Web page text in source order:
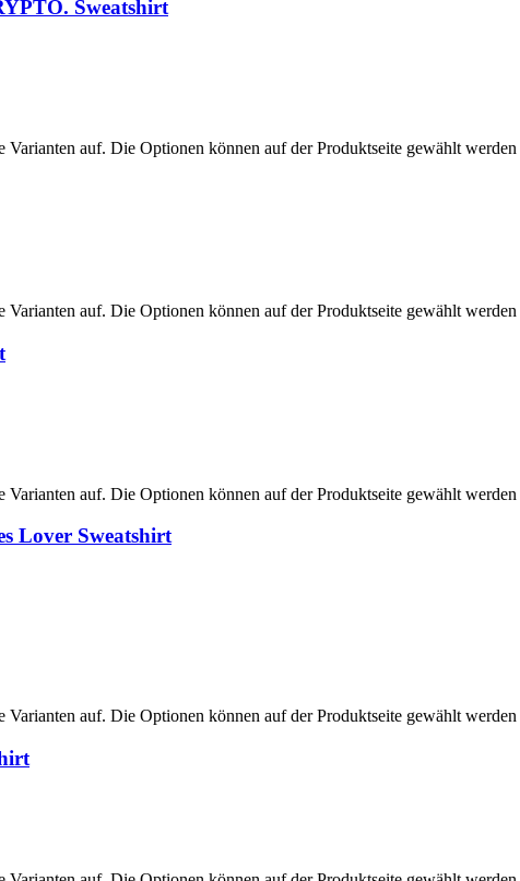
Sweatshirt
Varianten auf. Die Optionen können auf der Produktseite gewählt werden
Varianten auf. Die Optionen können auf der Produktseite gewählt werden
Varianten auf. Die Optionen können auf der Produktseite gewählt werden
Lover Sweatshirt
Varianten auf. Die Optionen können auf der Produktseite gewählt werden